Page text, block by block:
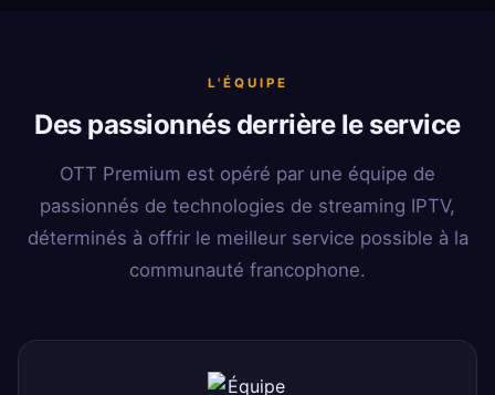
L'ÉQUIPE
Des passionnés derrière le service
OTT Premium est opéré par une équipe de
passionnés de technologies de streaming IPTV,
déterminés à offrir le meilleur service possible à la
communauté francophone.